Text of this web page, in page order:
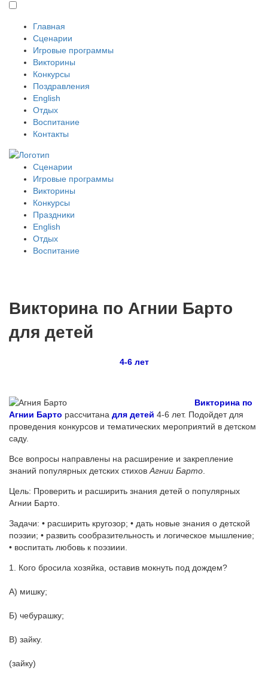
Главная
Сценарии
Игровые программы
Викторины
Конкурсы
Поздравления
English
Отдых
Воспитание
Контакты
Сценарии
Игровые программы
Викторины
Конкурсы
Праздники
English
Отдых
Воспитание
Викторина по Агнии Барто
для детей
4-6 лет
Викторина по
Агнии Барто рассчитана для детей 4-6 лет. Подойдет для
проведения конкурсов и тематических мероприятий в детском
саду.
Все вопросы направлены на расширение и закрепление
знаний популярных детских стихов Агнии Барто
Цель: Проверить и расширить знания детей о популярных
Агнии Барто.
Задачи: • расширить кругозор; • дать новые знания о детской
поэзии; • развить сообразительность и логическое мышление;
• воспитать любовь к поэзиии.
1. Кого бросила хозяйка, оставив мокнуть под дождем?
А) мишку;
Б) чебурашку;
В) зайку.
(зайку)